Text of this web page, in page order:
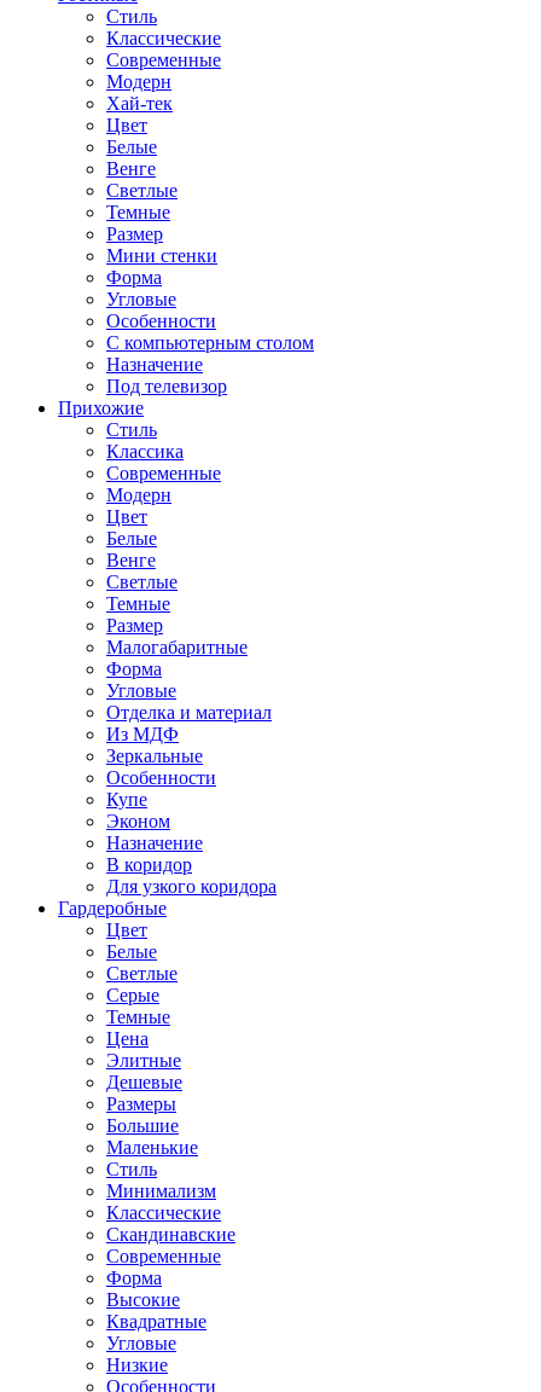
Стиль
Классические
Современные
Модерн
Хай-тек
Цвет
Белые
Венге
Светлые
Темные
Размер
Мини стенки
Форма
Угловые
Особенности
С компьютерным столом
Назначение
Под телевизор
Прихожие
Стиль
Классика
Современные
Модерн
Цвет
Белые
Венге
Светлые
Темные
Размер
Малогабаритные
Форма
Угловые
Отделка и материал
Из МДФ
Зеркальные
Особенности
Купе
Эконом
Назначение
В коридор
Для узкого коридора
Гардеробные
Цвет
Белые
Светлые
Серые
Темные
Цена
Элитные
Дешевые
Размеры
Большие
Маленькие
Стиль
Минимализм
Классические
Скандинавские
Современные
Форма
Высокие
Квадратные
Угловые
Низкие
Особенности